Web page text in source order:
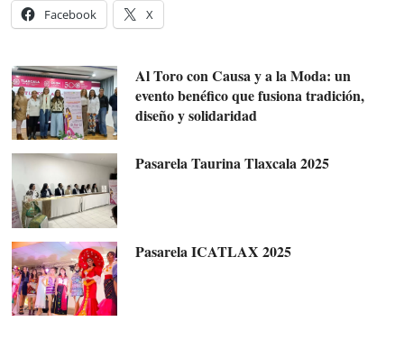
Facebook X
Al Toro con Causa y a la Moda: un
evento benéfico que fusiona tradición,
diseño y solidaridad
Pasarela Taurina Tlaxcala 2025
Pasarela ICATLAX 2025